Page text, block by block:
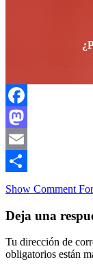
Facebook
Mastodon
Email
Compartir
Show Comment
Deja una
Tu dirección de
obligatorios están